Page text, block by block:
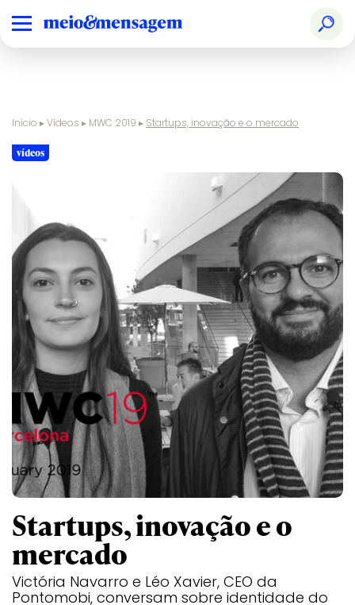
Início ▸Vídeos ▸ MWC 2019 ▸ Startups, inovação e o mercado
vídeos
Startups, inovação e o
mercado
Victória Navarro e Léo Xavier, CEO da
Pontomobi, conversam sobre identidade do